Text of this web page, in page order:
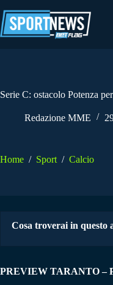
al
contenuto
Serie C: ostacolo Potenza
Redazione MME
Home / Sport / Calcio
Cosa troverai in questo
PREVIEW TARANTO –